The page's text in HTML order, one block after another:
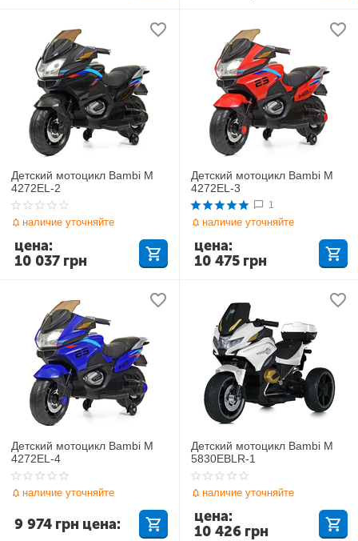
Детский мотоцикл Bambi M
4272EL-2
наличие уточняйте
10 037 грн
цена:
Детский мотоцикл Bambi M
4272EL-3
1
наличие уточняйте
10 475 грн
цена:
Детский мотоцикл Bambi M
4272EL-4
наличие уточняйте
9 974 грн цена:
Детский мотоцикл Bambi M
5830EBLR-1
наличие уточняйте
10 426 грн
цена: